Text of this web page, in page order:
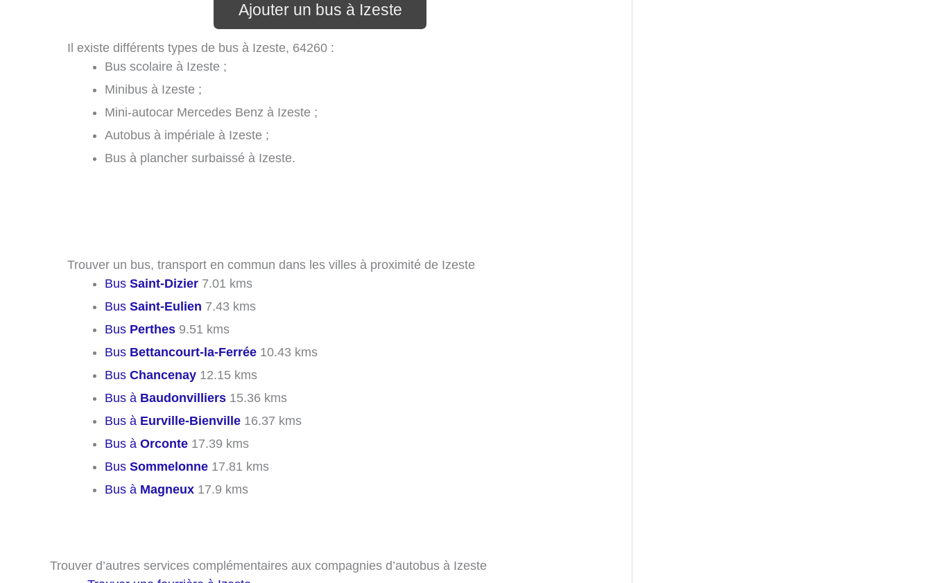
Ajouter un bus à Izeste
Il existe différents types de bus à Izeste, 64260 :
Bus scolaire à Izeste ;
Minibus à Izeste ;
Mini-autocar Mercedes Benz à Izeste ;
Autobus à impériale à Izeste ;
Bus à plancher surbaissé à Izeste.
Trouver un bus, transport en commun dans les villes à proximité de Izeste
Bus Saint-Dizier 7.01 kms
Bus Saint-Eulien 7.43 kms
Bus Perthes 9.51 kms
Bus Bettancourt-la-Ferrée 10.43 kms
Bus Chancenay 12.15 kms
Bus à Baudonvilliers 15.36 kms
Bus à Eurville-Bienville 16.37 kms
Bus à Orconte 17.39 kms
Bus Sommelonne 17.81 kms
Bus à Magneux 17.9 kms
Trouver d’autres services complémentaires aux compagnies d’autobus à Izeste